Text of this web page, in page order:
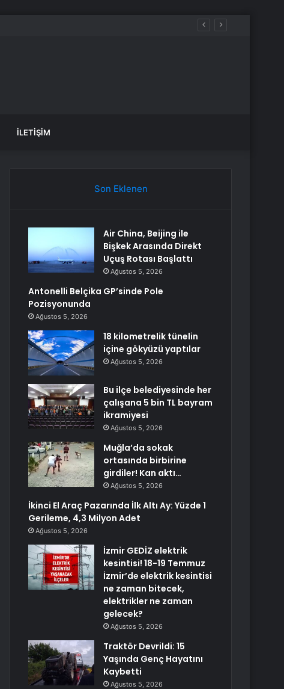
İLETIŞIM
Son Eklenen
Air China, Beijing ile
Bişkek Arasında Direkt
Uçuş Rotası Başlattı
Ağustos 5, 2026
Antonelli Belçika GP’sinde Pole
Pozisyonunda
Ağustos 5, 2026
18 kilometrelik tünelin
içine gökyüzü yaptılar
Ağustos 5, 2026
Bu ilçe belediyesinde her
çalışana 5 bin TL bayram
ikramiyesi
Ağustos 5, 2026
Muğla’da sokak
ortasında birbirine
girdiler! Kan aktı…
Ağustos 5, 2026
İkinci El Araç Pazarında İlk Altı Ay: Yüzde 1
Gerileme, 4,3 Milyon Adet
Ağustos 5, 2026
İzmir GEDİZ elektrik
kesintisi! 18-19 Temmuz
İzmir’de elektrik kesintisi
ne zaman bitecek,
elektrikler ne zaman
gelecek?
Ağustos 5, 2026
Traktör Devrildi: 15
Yaşında Genç Hayatını
Kaybetti
Ağustos 5, 2026